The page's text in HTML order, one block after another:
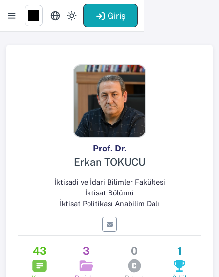
Giriş
Prof. Dr.
Erkan TOKUCU
İktisadi ve İdari Bilimler Fakültesi
İktisat Bölümü
İktisat Politikası Anabilim Dalı
43 3 0 1